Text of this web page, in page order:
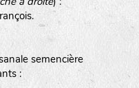
semencière
: